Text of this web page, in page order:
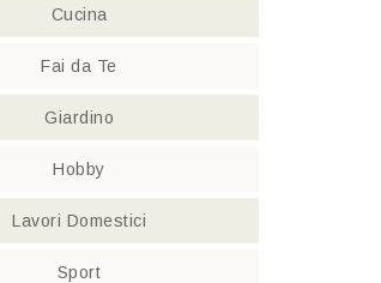
Cucina
Fai da Te
Giardino
Hobby
Lavori Domestici
Sport